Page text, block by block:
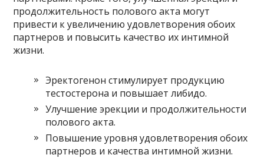
продолжительность полового акта могут
привести к увеличению удовлетворения обоих
партнеров и повысить качество их интимной
жизни.
Эректогенон стимулирует продукцию
тестостерона и повышает либидо.
Улучшение эрекции и продолжительности
полового акта.
Повышение уровня удовлетворения обоих
партнеров и качества интимной жизни.